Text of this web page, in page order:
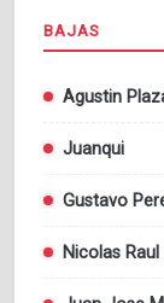
BAJAS
Agustin
Juanqui
Gustavo
Nicolas Raul